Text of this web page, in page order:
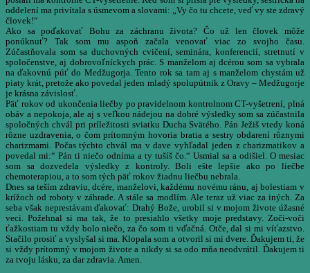
oddelení ma privítala s úsmevom a slovami: „Vy čo tu chcete, veď vy ste zdravý
človek!“
Ako sa poďakovať Bohu za záchranu života? Čo už len človek môže
ponúknuť? Tak som mu aspoň začala venovať viac zo svojho času.
Zúčastňovala som sa duchovných cvičení, seminára, konferencií, stretnutí v
spoločenstve, aj dobrovoľníckych prác. S manželom aj dcérou som sa vybrala
na ďakovnú púť do Medžugorja. Tento rok sa tam aj s manželom chystám už
piaty krát, pretože ako povedal jeden mladý spolupútnik z Oravy – Medžugorje
je krásna závislosť.
Päť rokov od ukončenia liečby po pravidelnom kontrolnom CT-vyšetrení, plná
obáv a nepokoja, ale aj s veľkou nádejou na dobré výsledky som sa zúčastnila
spoločných chvál pri príležitosti sviatku Ducha Svätého. Pán Ježiš vtedy koná
rôzne uzdravenia, o čom prítomným hovoria bratia a sestry obdarení rôznymi
charizmami. Počas týchto chvál ma v dave vyhľadal jeden z charizmatikov a
povedal mi:“ Pán ti niečo odníma a ty tušíš čo.“ Usmial sa a odišiel. O mesiac
som sa dozvedela výsledky z kontroly. Boli ešte lepšie ako po liečbe
chemoterapiou, a to som tých päť rokov žiadnu liečbu nebrala.
Dnes sa teším zdraviu, dcére, manželovi, každému novému ránu, aj bolestiam v
krížoch od roboty v záhrade. A stále sa modlím. Ale teraz už viac za iných. Za
seba však neprestávam ďakovať: Drahý Bože, urobil si v mojom živote úžasné
veci. Požehnal si ma tak, že to presiahlo všetky moje predstavy. Zoči-voči
ťažkostiam tu vždy bolo niečo, za čo som ti vďačná. Otče, dal si mi víťazstvo.
Stačilo prosiť a vyslyšal si ma. Klopala som a otvoril si mi dvere. Ďakujem ti, že
si vždy prítomný v mojom živote a nikdy si sa odo mňa neodvrátil. Ďakujem ti
za tvoju lásku, za dar zdravia. Amen.